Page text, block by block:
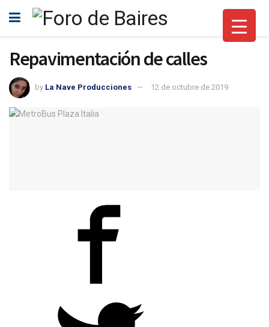
Repavimentación de calles
by La Nave Producciones 12 de octubre de 2019